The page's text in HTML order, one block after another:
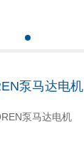
泵马达电机
泵马达电机